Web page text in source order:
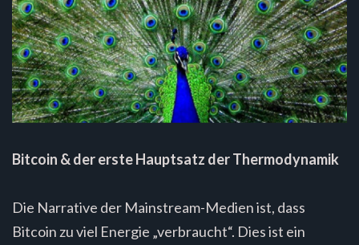
Bitcoin & der erste Hauptsatz der Thermodynamik
Die Narrative der Mainstream-Medien ist, dass
Bitcoin zu viel Energie „verbraucht“. Dies ist ein